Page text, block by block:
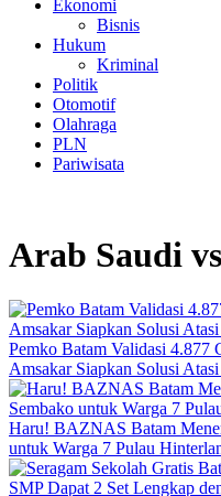
Ekonomi
Bisnis
Hukum
Kriminal
Politik
Otomotif
Olahraga
PLN
Pariwisata
Arab Saudi
Pemko Batam Validasi 4.877
Amsakar Siapkan Solusi
Haru! BAZNAS Batam
untuk Warga 7 Pulau